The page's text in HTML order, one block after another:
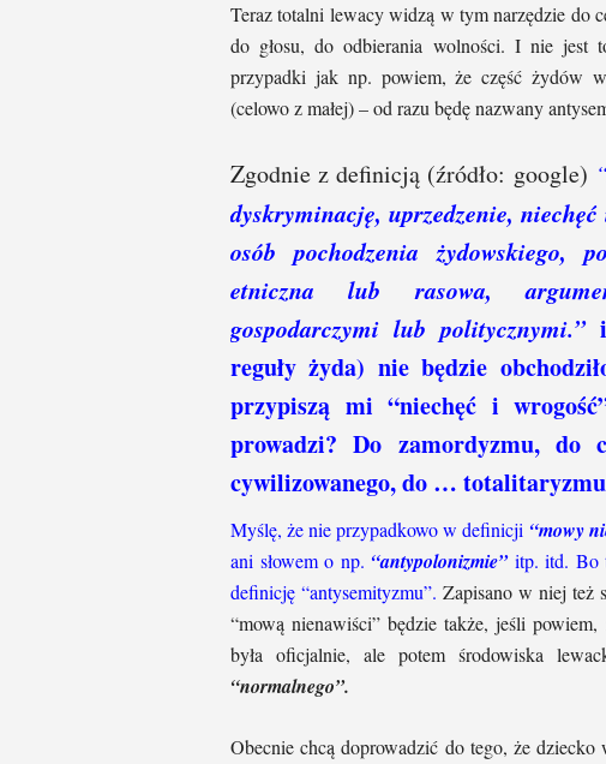
Teraz totalni lewacy widzą w tym narzędzie do
do głosu, do odbierania wolności. I nie jest
przypadki jak np. powiem, że część żydów
(celowo z małej) – od razu będę nazwany
Zgodnie z definicją (źródło: google)
dyskryminację, uprzedzenie,
osób pochodzenia żydowskiego,
etniczna lub rasowa,
gospodarczymi lub politycznymi.”
reguły żyda) nie będzie
przypiszą mi “niechęć i
prowadzi? Do zamordyzmu, do
cywilizowanego, do …
Myślę, że nie przypadkowo w definicji “mowy
ani słowem o np. “antypolonizmie”itp. itd. Bo
definicję “antysemityzmu”. Zapisano w niej też
“mową nienawiści” będzie także, jeśli powiem,
była oficjalnie, ale potem środowiska
“normalnego”.
Obecnie chcą doprowadzić do tego, że